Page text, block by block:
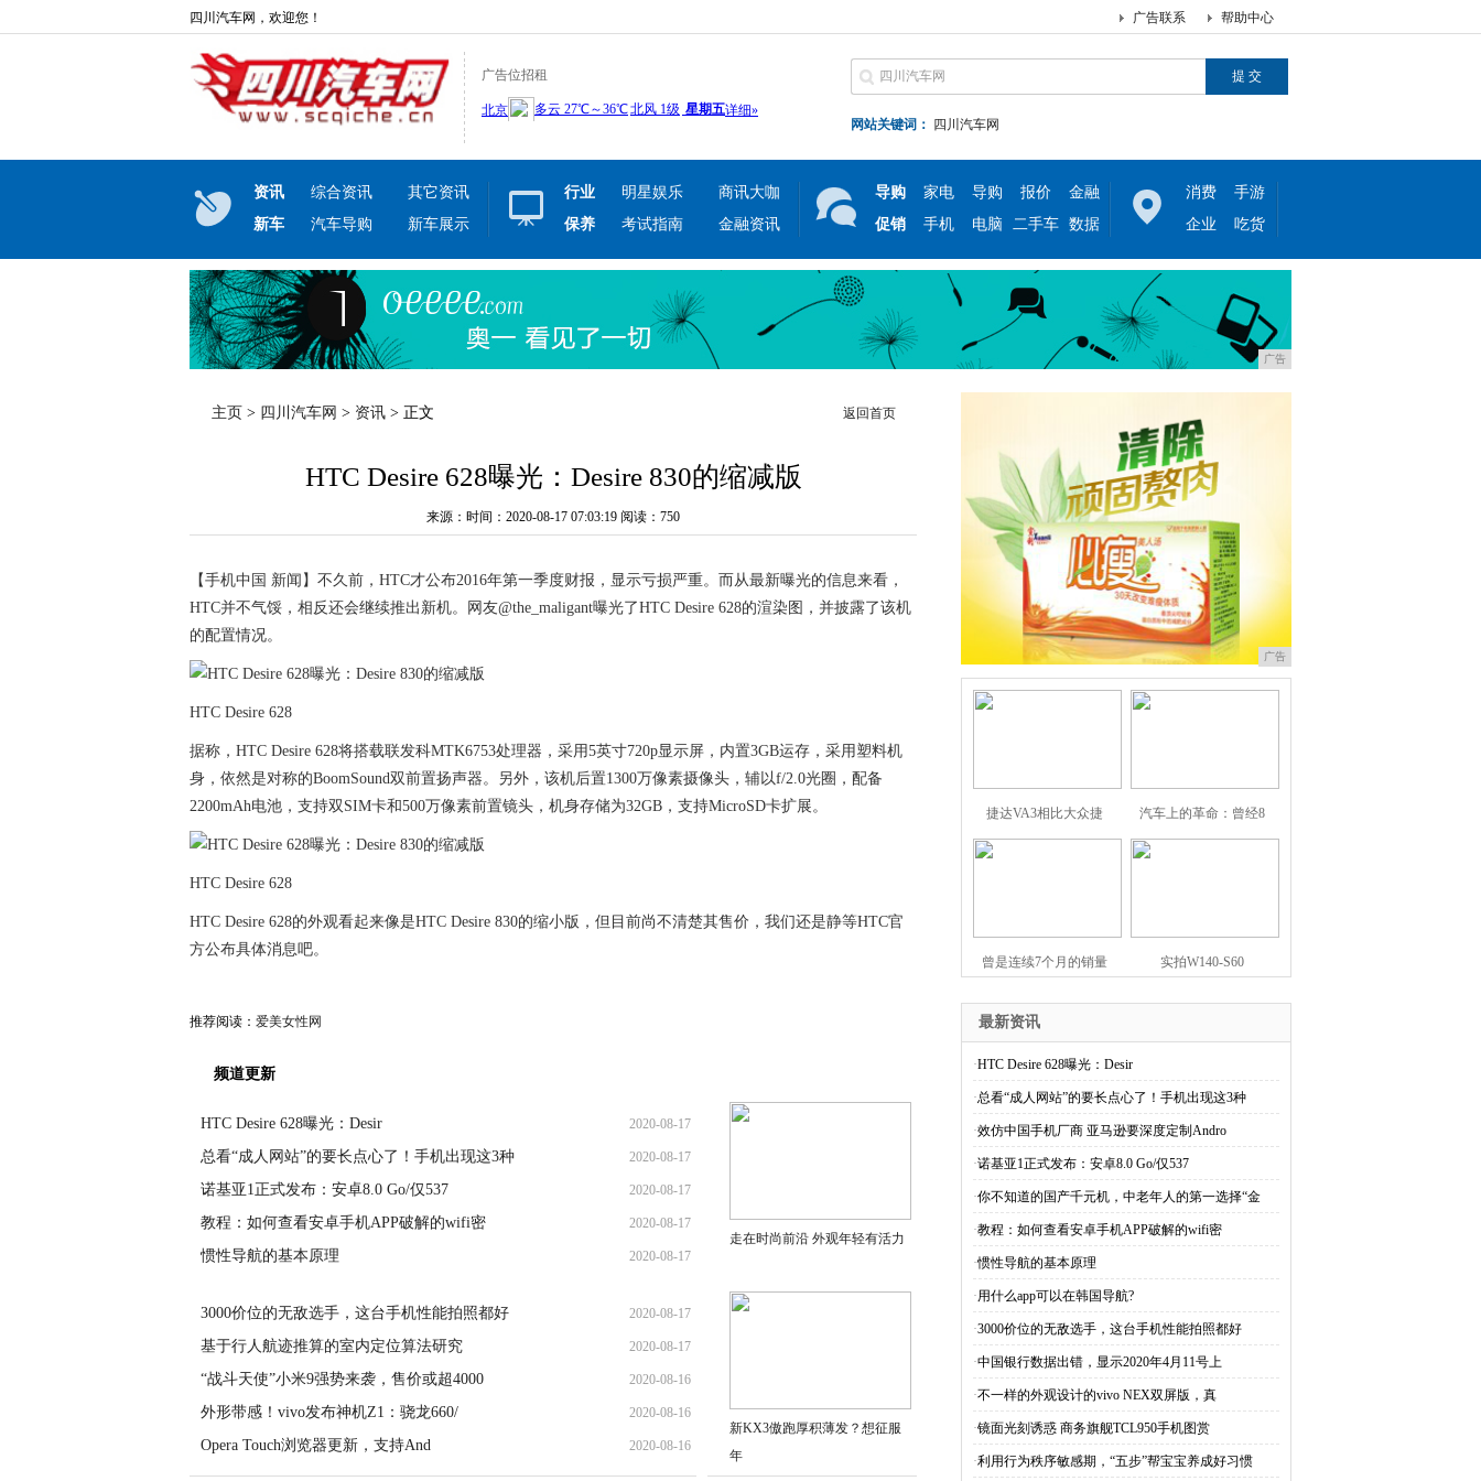
四川汽车网，欢迎您！ 帮助中心
广告联系
广告位招租
网站关键词： 四川汽车网
资讯 综合资讯
其它资讯
新车
汽车导购 新车展示
行业 明星娱乐
商讯大咖
保养
考试指南 金融资讯
导购 家电 导购 报价
金融
促销
手机 电脑 二手车 数据
消费
手游
企业
吃货
广告
主页 > 四川汽车网 > 资讯 > 正文 返回首页
HTC Desire 628曝光：Desire 830的缩减版
来源：时间：2020-08-17 07:03:19 阅读：750
【手机中国 新闻】不久前，HTC才公布2016年第一季度财报，显示亏损严重。而从最新曝光的信息来看，
HTC并不气馁，相反还会继续推出新机。网友@the_maligant曝光了HTC Desire 628的渲染图，并披露了该机
的配置情况。
HTC Desire 628
据称，HTC Desire 628将搭载联发科MTK6753处理器，采用5英寸720p显示屏，内置3GB运存，采用塑料机
身，依然是对称的BoomSound双前置扬声器。另外，该机后置1300万像素摄像头，辅以f/2.0光圈，配备
2200mAh电池，支持双SIM卡和500万像素前置镜头，机身存储为32GB，支持MicroSD卡扩展。
HTC Desire 628
HTC Desire 628的外观看起来像是HTC Desire 830的缩小版，但目前尚不清楚其售价，我们还是静等HTC官
方公布具体消息吧。
推荐阅读： 爱美女性网
频道更新
HTC Desire 628曝光：Desir 2020-08-17
总看“成人网站”的要长点心了！手机出现这3种 2020-08-17
诺基亚1正式发布：安卓8.0 Go/仅537 2020-08-17
教程：如何查看安卓手机APP破解的wifi密 2020-08-17
惯性导航的基本原理 2020-08-17
3000价位的无敌选手，这台手机性能拍照都好 2020-08-17
基于行人航迹推算的室内定位算法研究 2020-08-17
“战斗天使”小米9强势来袭，售价或超4000 2020-08-16
外形带感！vivo发布神机Z1：骁龙660/ 2020-08-16
Opera Touch浏览器更新，支持And 2020-08-16
走在时尚前沿 外观年轻有活力
新KX3傲跑厚积薄发？想征服
年
广告
捷达VA3相比大众捷 汽车上的革命：曾经8
曾是连续7个月的销量 实拍W140-S60
最新资讯
·HTC Desire 628曝光：Desir
·总看“成人网站”的要长点心了！手机出现这3种
·效仿中国手机厂商 亚马逊要深度定制Andro
·诺基亚1正式发布：安卓8.0 Go/仅537
·你不知道的国产千元机，中老年人的第一选择“金
·教程：如何查看安卓手机APP破解的wifi密
·惯性导航的基本原理
·用什么app可以在韩国导航?
·3000价位的无敌选手，这台手机性能拍照都好
·中国银行数据出错，显示2020年4月11号上
·不一样的外观设计的vivo NEX双屏版，真
·镜面光刻诱惑 商务旗舰TCL950手机图赏
·利用行为秩序敏感期，“五步”帮宝宝养成好习惯